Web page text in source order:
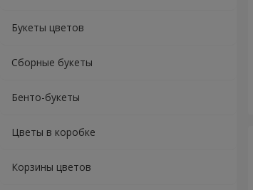
Букеты цветов
Сборные букеты
Бенто-букеты
Цветы в коробке
Корзины цветов